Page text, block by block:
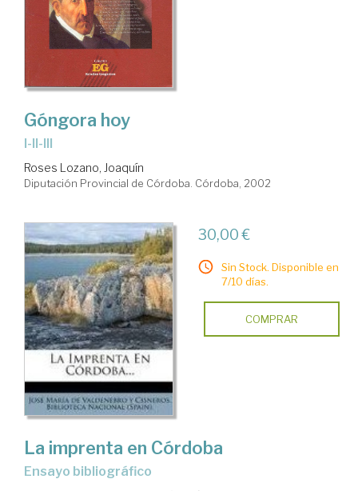
Góngora hoy
I-II-III
Roses Lozano, Joaquín
Diputación Provincial de Córdoba. Córdoba, 2002
30,00 €
Sin Stock. Disponible en
7/10 días.
COMPRAR
La imprenta en Córdoba
Ensayo bibliográfico